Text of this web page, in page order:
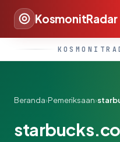
KosmonitRadar
Beranda›Pemeriksaan›